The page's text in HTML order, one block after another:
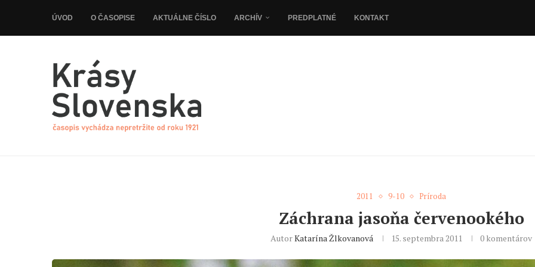
ÚVOD O ČASOPISE AKTUÁLNE ČÍSLO ARCHÍV PREDPLATNÉ KONTAKT
2011 9-10 Príroda
Záchrana jasoňa červenookého
AutorKatarína Žlkovanová 15. septembra 2011 0 komentárov